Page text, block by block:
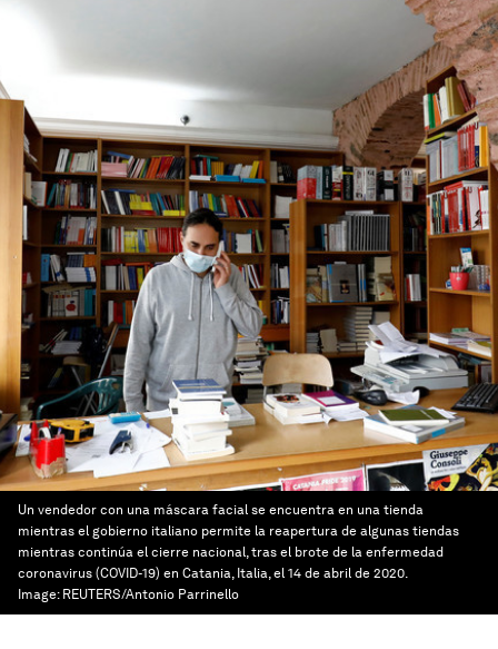
Un vendedor con una máscara facial se encuentra en una tienda
mientras el gobierno italiano permite la reapertura de algunas tiendas
mientras continúa el cierre nacional, tras el brote de la enfermedad
coronavirus (COVID-19) en Catania, Italia, el 14 de abril de 2020.
Image: REUTERS/Antonio Parrinello